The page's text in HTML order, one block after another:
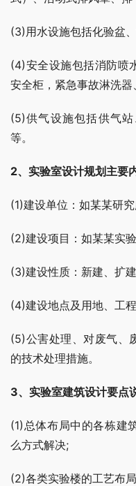
(3)用水设施包括化验盆
(4)安全设施包括消防喷
安全柜，紧急事故淋洗器
(5)供气设施包括供气
等。
2、实验室设计规划主要
(1)建设单位：如某某研
(2)建设项目：如某某实
(3)建设性质：新建、扩建
(4)建设地点及用地、工
(5)公害处理、对废气、
的技术处理措施。
3、实验室建筑设计要点
(1)总体布局中的各栋建
么方式解决;
(2)各类实验楼的工艺布